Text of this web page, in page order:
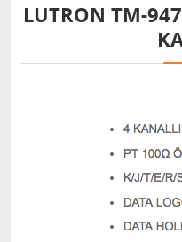
LUTRON TM-